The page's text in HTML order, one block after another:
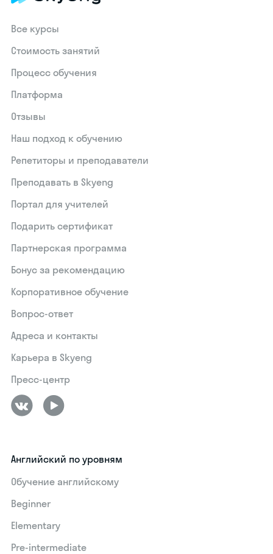
Все курсы
Стоимость занятий
Процесс обучения
Платформа
Отзывы
Наш подход к обучению
Репетиторы и преподаватели
Преподавать в Skyeng
Портал для учителей
Подарить сертификат
Партнерская программа
Бонус за рекомендацию
Корпоративное обучение
Вопрос-ответ
Адреса и контакты
Карьера в Skyeng
Пресс-центр
Английский по уровням
Обучение английскому
Beginner
Elementary
Pre-intermediate